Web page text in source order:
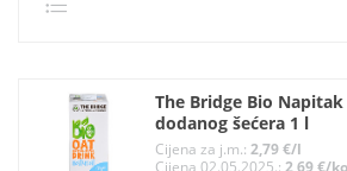
The Bridge Bio
dodanog šećera 1 l
Cijena za j.m.: 2,79 €/l
Cijena 02.05.2025.: 2,69 €/